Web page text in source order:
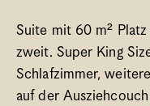
Suite mit 60 m²
zweit. Super King
Schlafzimmer,
auf der